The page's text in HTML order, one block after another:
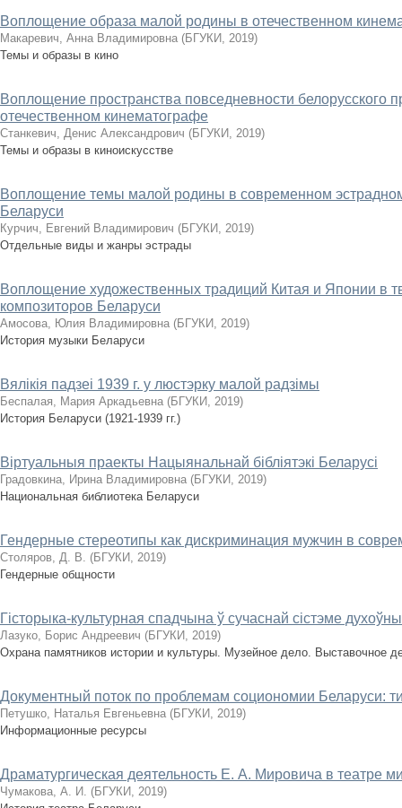
Воплощение образа малой родины в отечественном
Макаревич, Анна Владимировна (БГУКИ, 2019)
Темы и образы в кино
Воплощение пространства повседневности белорусского
отечественном кинематографе
Станкевич, Денис Александрович (БГУКИ, 2019)
Темы и образы в киноискусстве
Воплощение темы малой родины в современном
Беларуси
Курчич, Евгений Владимирович (БГУКИ, 2019)
Отдельные виды и жанры эстрады
Воплощение художественных традиций Китая и Японии в
композиторов Беларуси
Амосова, Юлия Владимировна (БГУКИ, 2019)
История музыки Беларуси
Вялікія падзеі 1939 г. у люстэрку малой радзімы
Беспалая, Мария Аркадьевна (БГУКИ, 2019)
История Беларуси (1921-1939 гг.)
Віртуальныя праекты Нацыянальнай бібліятэкі Беларусі
Градовкина, Ирина Владимировна (БГУКИ, 2019)
Национальная библиотека Беларуси
Гендерные стереотипы как дискриминация мужчин в
Столяров, Д. В. (БГУКИ, 2019)
Гендерные общности
Гісторыка-культурная спадчына ў сучаснай сістэме
Лазуко, Борис Андреевич (БГУКИ, 2019)
Охрана памятников истории и культуры. Музейное дело. Выставочное
Документный поток по проблемам социономии Беларуси:
Петушко, Наталья Евгеньевна (БГУКИ, 2019)
Информационные ресурсы
Драматургическая деятельность Е. А. Мировича в театре
Чумакова, А. И. (БГУКИ, 2019)